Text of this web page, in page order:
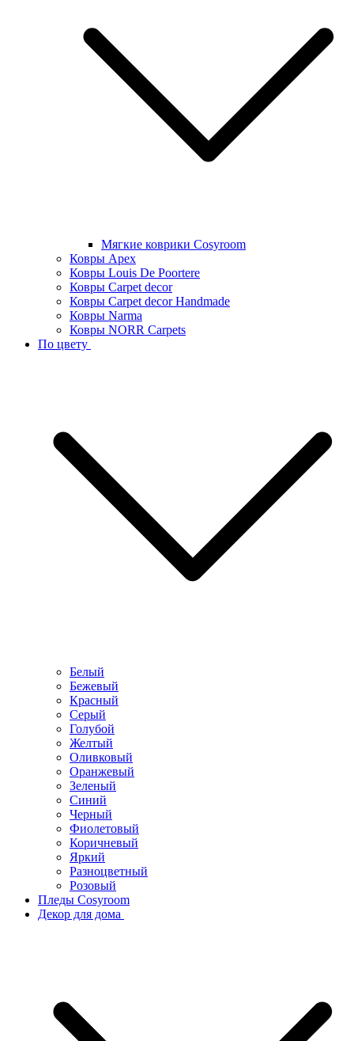
Мягкие коврики Cosyroom
Ковры Apex
Ковры Louis De Poortere
Ковры Carpet decor
Ковры Carpet decor Handmade
Ковры Narma
Ковры NORR Carpets
По цвету
Белый
Бежевый
Красный
Серый
Голубой
Желтый
Оливковый
Оранжевый
Зеленый
Синий
Черный
Фиолетовый
Коричневый
Яркий
Разноцветный
Розовый
Пледы Cosyroom
Декор для дома